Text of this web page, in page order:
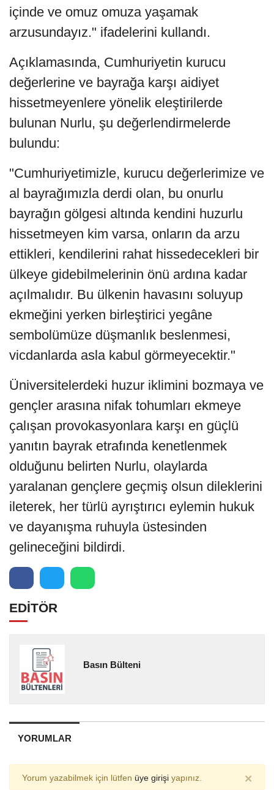
içinde ve omuz omuza yaşamak
arzusundayız." ifadelerini kullandı.
Açıklamasında, Cumhuriyetin kurucu
değerlerine ve bayrağa karşı aidiyet
hissetmeyenlere yönelik eleştirilerde
bulunan Nurlu, şu değerlendirmelerde
bulundu:
"Cumhuriyetimizle, kurucu değerlerimize ve
al bayrağımızla derdi olan, bu onurlu
bayrağın gölgesi altında kendini huzurlu
hissetmeyen kim varsa, onların da arzu
ettikleri, kendilerini rahat hissedecekleri bir
ülkeye gidebilmelerinin önü ardına kadar
açılmalıdır. Bu ülkenin havasını soluyup
ekmeğini yerken birleştirici yegâne
sembolümüze düşmanlık beslenmesi,
vicdanlarda asla kabul görmeyecektir."
Üniversitelerdeki huzur iklimini bozmaya ve
gençler arasına nifak tohumları ekmeye
çalışan provokasyonlara karşı en güçlü
yanıtın bayrak etrafında kenetlenmek
olduğunu belirten Nurlu, olaylarda
yaralanan gençlere geçmiş olsun dileklerini
ileterek, her türlü ayrıştırıcı eylemin hukuk
ve dayanışma ruhuyla üstesinden
gelineceğini bildirdi.
EDİTÖR
Basın Bülteni
YORUMLAR
Yorum yazabilmek için lütfen üye girişi yapınız. ×